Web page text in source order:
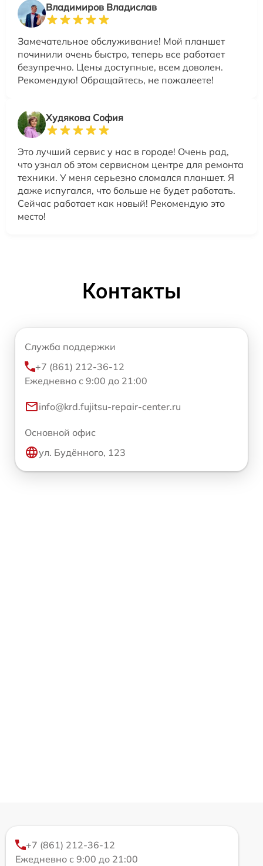
Владимиров Владислав
Замечательное обслуживание! Мой планшет
починили очень быстро, теперь все работает
безупречно. Цены доступные, всем доволен.
Рекомендую! Обращайтесь, не пожалеете!
Худякова София
Это лучший сервис у нас в городе! Очень рад,
что узнал об этом сервисном центре для ремонта
техники. У меня серьезно сломался планшет. Я
даже испугался, что больше не будет работать.
Сейчас работает как новый! Рекомендую это
место!
Контакты
Служба поддержки
+7 (861) 212-36-12
Ежедневно с 9:00 до 21:00
info@krd.fujitsu-repair-center.ru
Основной офис
ул. Будённого, 123
+7 (861) 212-36-12
Ежедневно с 9:00 до 21:00